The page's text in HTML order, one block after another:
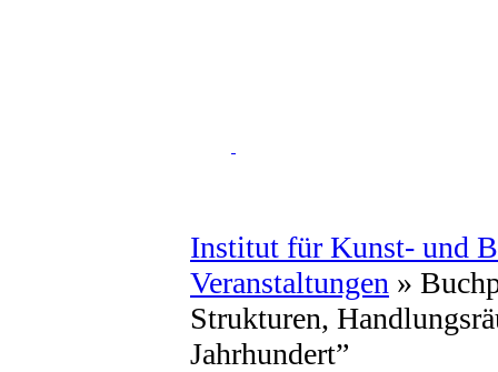
Institut für Kunst- und
Veranstaltungen »
Strukturen,
Jahrhundert”